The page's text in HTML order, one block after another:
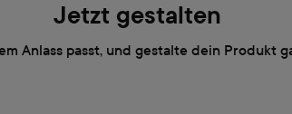
Jetzt gestalten
Anlass passt, und gestalte dein Produkt